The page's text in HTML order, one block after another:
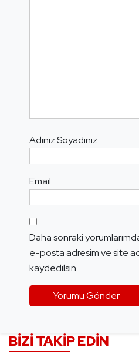
Adınız Soyadınız
Email
Daha sonraki
e-posta adresim ve site
kaydedilsin.
BIZI TAKIP EDIN